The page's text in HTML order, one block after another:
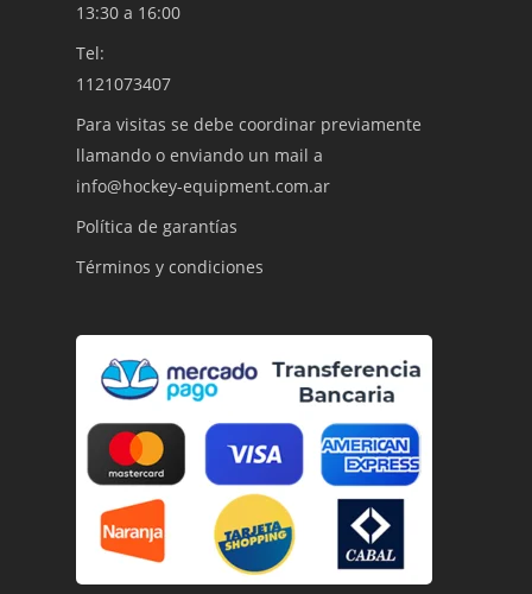
13:30 a 16:00
Tel:
1121073407
Para visitas se debe coordinar previamente
llamando o enviando un mail a
info@hockey-equipment.com.ar
Política de garantías
Términos y condiciones